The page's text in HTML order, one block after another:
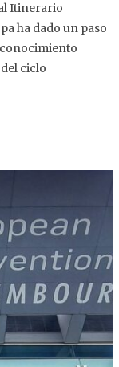
Itinerario
ha dado un paso
ciclo